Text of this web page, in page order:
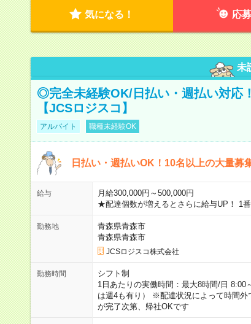
気になる！ 応
未
◎完全未経験OK/日払い・週払い対応
【JCSロジスコ】
アルバイト 職種未経験OK
日払い・週払いOK！10名以上の大量募
給与
月給300,000円～500,000円
★配達個数が増えるとさらに給与UP！ 1
勤務地
青森県青森市
青森県青森市
JCSロジスコ株式会社
勤務時間
シフト制
1日あたりの実働時間：最大8時間/日
は週4も有り） ※配達状況によって時間
が完了次第、帰社OKです